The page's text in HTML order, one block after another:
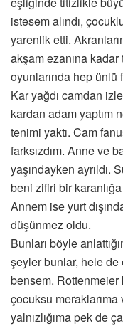
istesem alındı,
yarenlik etti.
akşam ezanına
oyunlarında hep ünlü
Kar yağdı camdan
kardan adam yaptım
tenimi yaktı. Cam
farksızdım. Anne ve
yaşındayken ayrıldı.
beni zifiri bir
Annem ise yurt
düşünmez oldu.
Bunları böyle
şeyler bunlar, hele de
bensem. Rottenmeier
çocuksu meraklarıma
yalnızlığıma pek de